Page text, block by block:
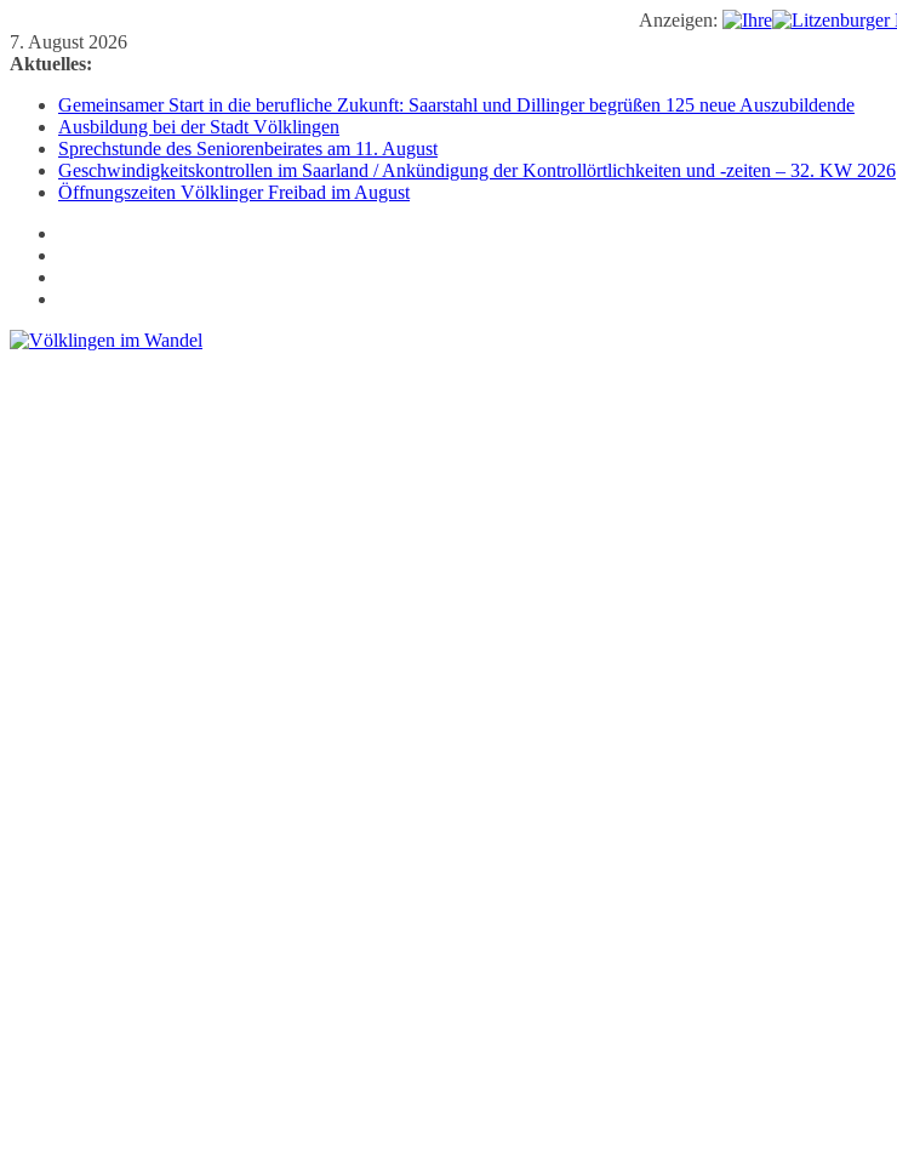
Anzeigen:
Zum
Inhalt
7. August 2026
Aktuelles:
Gemeinsamer Start in die berufliche Zukunft: Saarstahl und Dillinger begrüßen 125 neue Auszubildende
Ausbildung bei der Stadt Völklingen
Sprechstunde des Seniorenbeirates am 11. August
Geschwindigkeitskontrollen im Saarland / Ankündigung der Kontrollörtlichkeiten und -zeiten – 32. KW 2026
Öffnungszeiten Völklinger Freibad im August